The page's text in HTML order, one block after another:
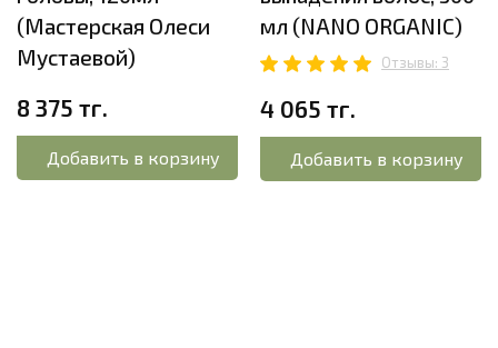
(Мастерская Олеси
Мустаевой)
8 375 тг.
Добавить в корзину
мл (NANO ORGANIC)
Отзывы: 3
4 065 тг.
Добавить в корзину